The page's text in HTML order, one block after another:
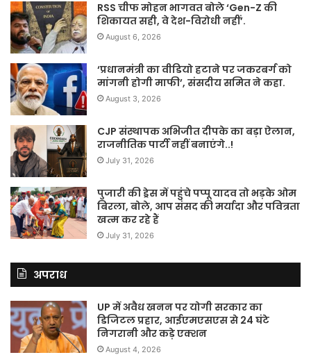
RSS चीफ मोहन भागवत बोले ‘Gen-Z की
शिकायत सही, वे देश-विरोधी नहीं’.
August 6, 2026
‘प्रधानमंत्री का वीडियो हटाने पर जकरबर्ग को
मांगनी होगी माफी’, संसदीय समित ने कहा.
August 3, 2026
CJP संस्थापक अभिजीत दीपके का बड़ा ऐलान,
राजनीतिक पार्टी नहीं बनाएंगे..!
July 31, 2026
पुजारी की ड्रेस में पहुंचे पप्पू यादव तो भड़के ओम
बिरला, बोले, आप संसद की मर्यादा और पवित्रता
खत्म कर रहे हैं
July 31, 2026
अपराध
UP में अवैध खनन पर योगी सरकार का
डिजिटल प्रहार, आईएमएसएस से 24 घंटे
निगरानी और कड़े एक्शन
August 4, 2026